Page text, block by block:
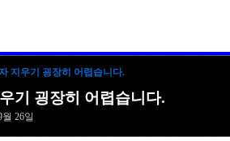
지우기 굉장히 어렵습니다.
기 굉장히 어렵습니다.
월 26일